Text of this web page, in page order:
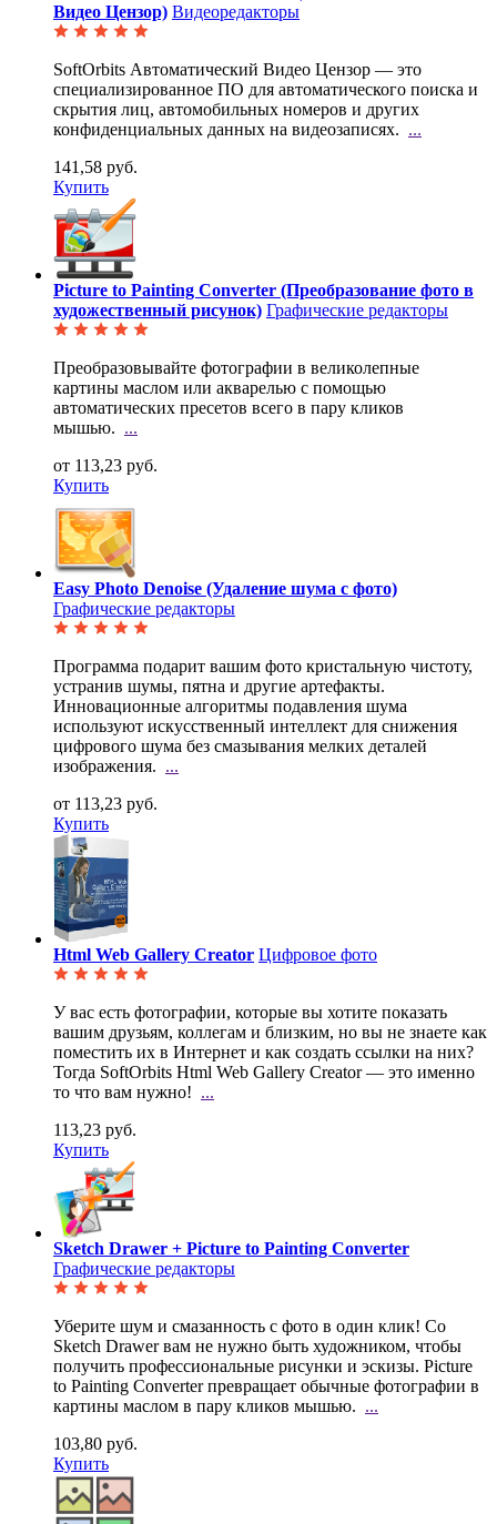
Видео Цензор) Видеоредакторы
SoftOrbits Автоматический Видео Цензор — это
специализированное ПО для автоматического поиска и
скрытия лиц, автомобильных номеров и других
конфиденциальных данных на видеозаписях. ...
141,58 руб.
Купить
Picture to Painting Converter (Преобразование фото в
художественный рисунок) Графические редакторы
Преобразовывайте фотографии в великолепные
картины маслом или акварелью с помощью
автоматических пресетов всего в пару кликов
мышью. ...
от 113,23 руб.
Купить
Easy Photo Denoise (Удаление шума с фото)
Графические редакторы
Программа подарит вашим фото кристальную чистоту,
устранив шумы, пятна и другие артефакты.
Инновационные алгоритмы подавления шума
используют искусственный интеллект для снижения
цифрового шума без смазывания мелких деталей
изображения. ...
от 113,23 руб.
Купить
Html Web Gallery Creator Цифровое фото
У вас есть фотографии, которые вы хотите показать
вашим друзьям, коллегам и близким, но вы не знаете как
поместить их в Интернет и как создать ссылки на них?
Тогда SoftOrbits Html Web Gallery Creator — это именно
то что вам нужно! ...
113,23 руб.
Купить
Sketch Drawer + Picture to Painting Converter
Графические редакторы
Уберите шум и смазанность с фото в один клик! Со
Sketch Drawer вам не нужно быть художником, чтобы
получить профессиональные рисунки и эскизы. Picture
to Painting Converter превращает обычные фотографии в
картины маслом в пару кликов мышью. ...
103,80 руб.
Купить